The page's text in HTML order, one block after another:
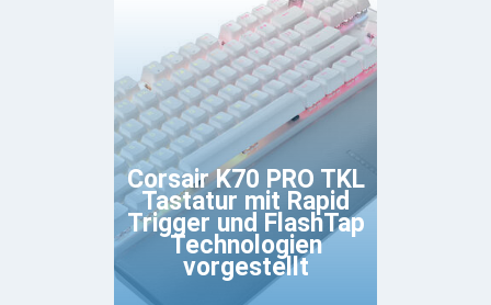
Corsair K70 PRO TKL
Tastatur mit Rapid
Trigger und FlashTap
Technologien
vorgestellt